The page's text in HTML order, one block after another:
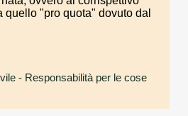
quello "pro quota" dovuto dal
- Responsabilità per le cose